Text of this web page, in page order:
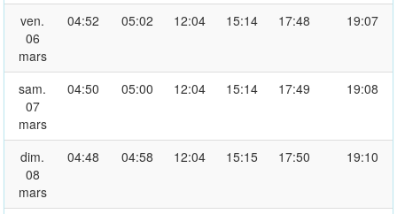
ven.
06
mars
04:52 05:02 12:04 15:14 17:48 19:07
sam.
07
mars
04:50 05:00 12:04 15:14 17:49 19:08
dim.
08
mars
04:48 04:58 12:04 15:15 17:50 19:10